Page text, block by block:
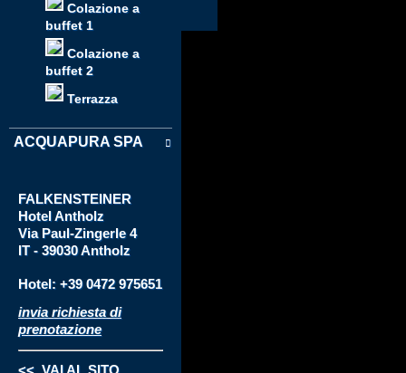
Colazione a
buffet 1
Colazione a
buffet 2
Terrazza
ACQUAPURA SPA
FALKENSTEINER
HotelAntholz
Via Paul-Zingerle 4
IT - 39030 Antholz
Hotel: +39 0472 975651
invia richiesta di
prenotazione
<< VAI AL SITO